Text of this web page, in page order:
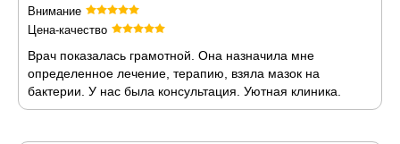
Внимание
Цена-качество
Врач показалась грамотной. Она назначила мне
определенное лечение, терапию, взяла мазок на
бактерии. У нас была консультация. Уютная клиника.